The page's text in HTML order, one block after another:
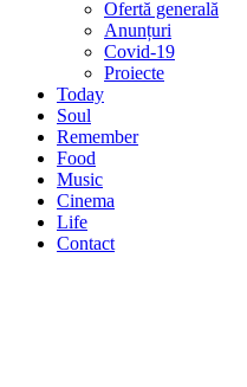
Ofertă generală
Anunțuri
Covid-19
Proiecte
Today
Soul
Remember
Food
Music
Cinema
Life
Contact